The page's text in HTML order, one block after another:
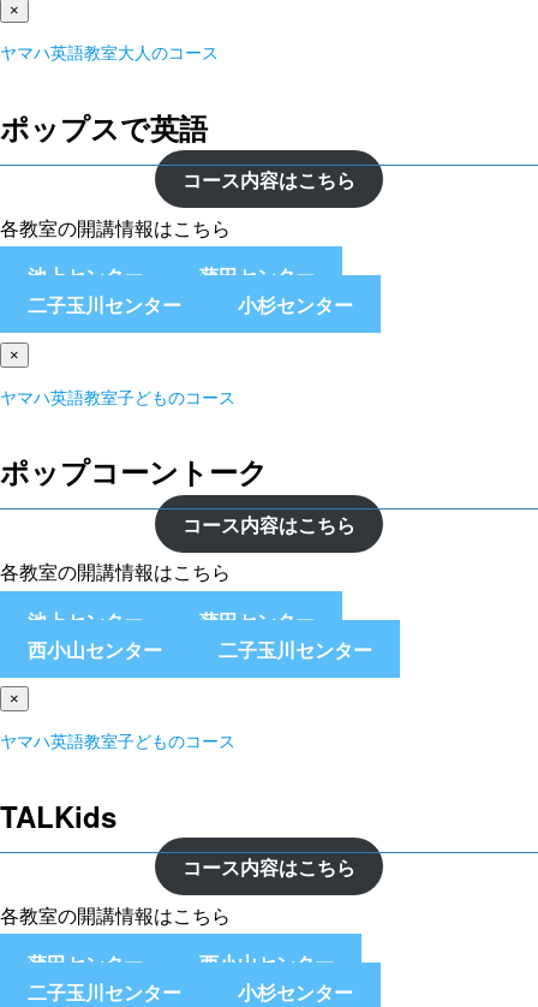
×
ヤマハ英語教室大人のコース
ポップスで英語
コース内容はこちら
各教室の開講情報はこちら
池上センター
蒲田センター
二子玉川センター
小杉センター
×
ヤマハ英語教室子どものコース
ポップコーントーク
コース内容はこちら
各教室の開講情報はこちら
池上センター
蒲田センター
西小山センター
二子玉川センター
×
ヤマハ英語教室子どものコース
TALKids
コース内容はこちら
各教室の開講情報はこちら
蒲田センター
西小山センター
二子玉川センター
小杉センター